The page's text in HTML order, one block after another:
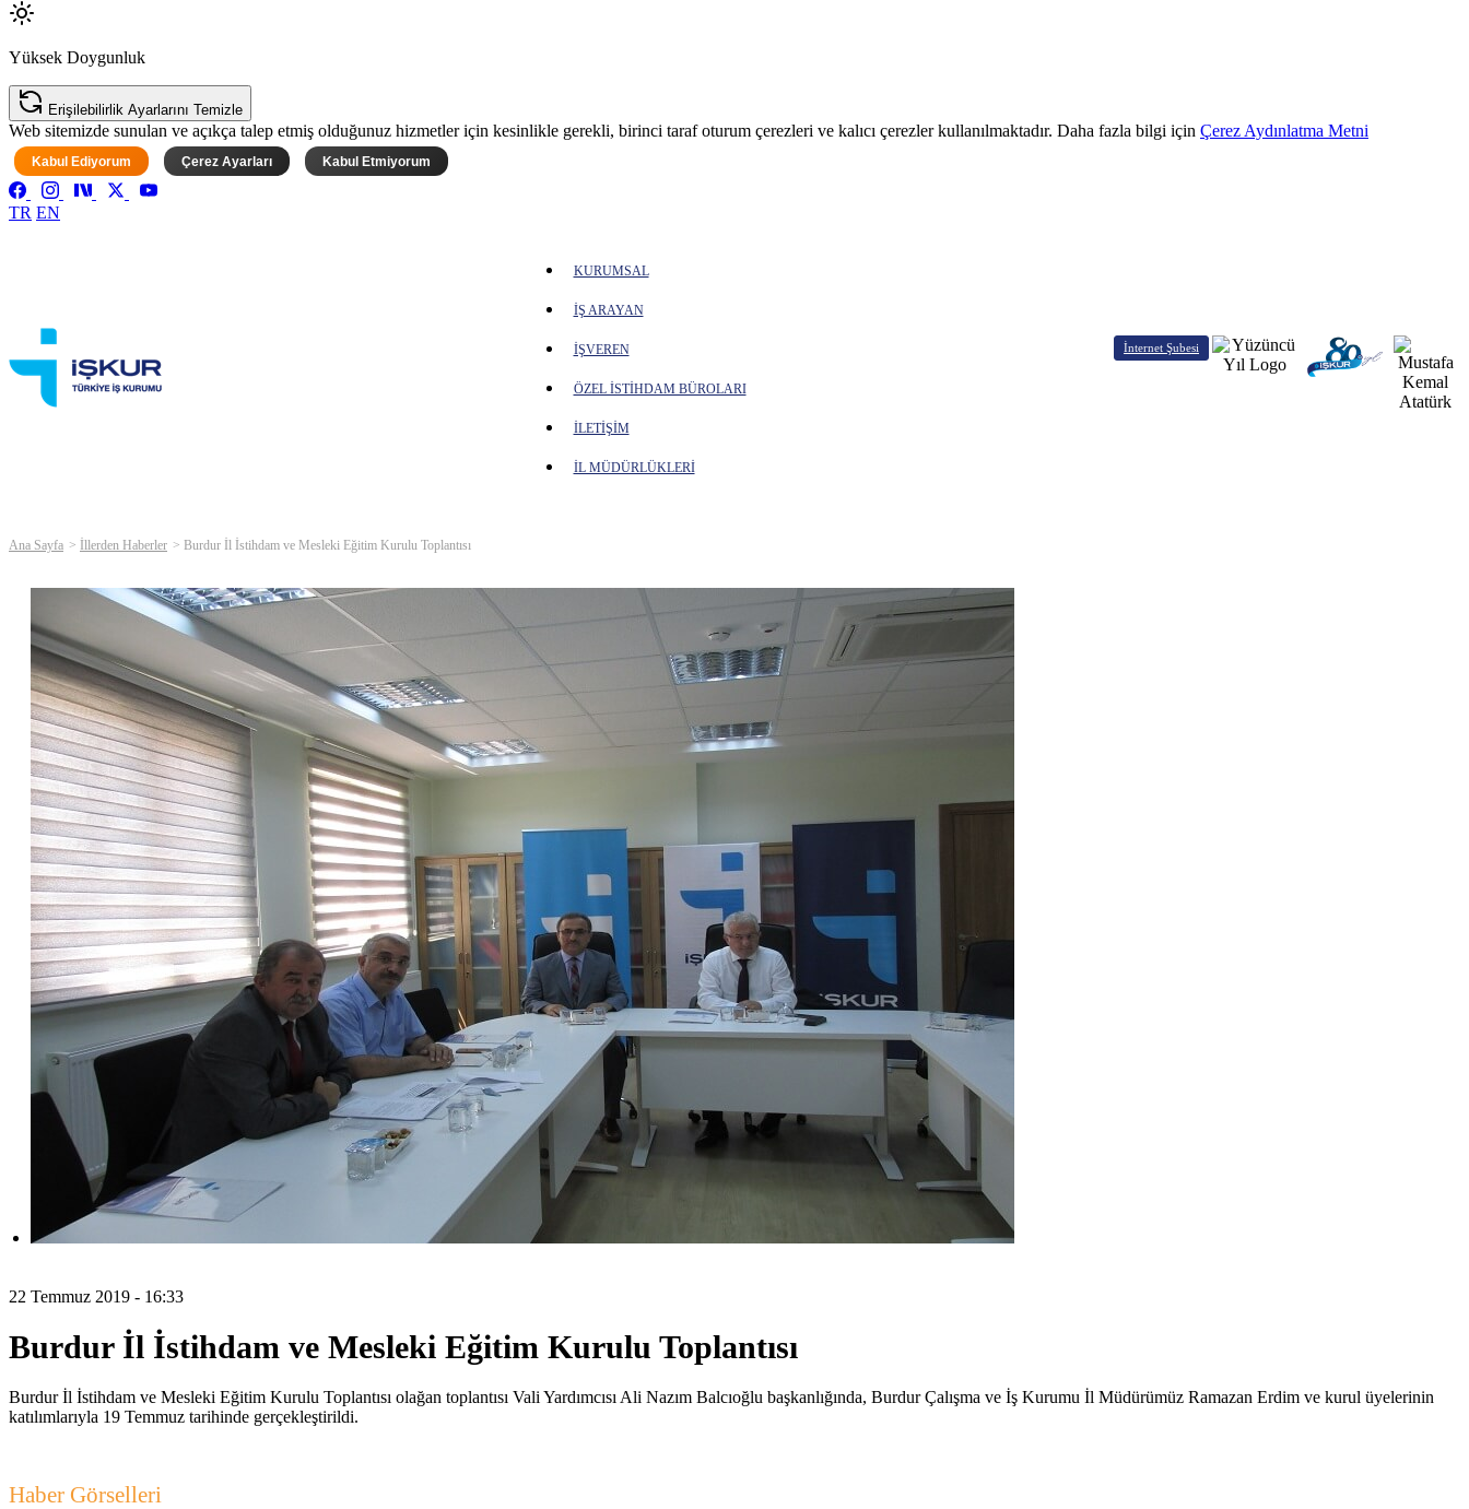
Yüksek Doygunluk
Erişilebilirlik Ayarlarını Temizle
Web sitemizde sunulan ve açıkça talep etmiş olduğunuz hizmetler için kesinlikle gerekli, birinci taraf oturum çerezleri ve kalıcı çerezler kullanılmaktadır. Daha fazla bilgi için Çerez Aydınlatma Metni
Kabul Ediyorum Çerez Ayarları Kabul Etmiyorum
TR EN
KURUMSAL
İŞ ARAYAN
İŞVEREN
ÖZEL İSTİHDAM BÜROLARI
İLETİŞİM
İL MÜDÜRLÜKLERİ
İnternet Şubesi
Ana Sayfa İllerden Haberler Burdur İl İstihdam ve Mesleki Eğitim Kurulu Toplantısı
22 Temmuz 2019 - 16:33
Burdur İl İstihdam ve Mesleki Eğitim Kurulu Toplantısı
Burdur İl İstihdam ve Mesleki Eğitim Kurulu Toplantısı olağan toplantısı Vali Yardımcısı Ali Nazım Balcıoğlu başkanlığında, Burdur Çalışma ve İş Kurumu İl Müdürümüz Ramazan Erdim ve kurul üyelerinin
katılımlarıyla 19 Temmuz tarihinde gerçekleştirildi.
Haber Görselleri